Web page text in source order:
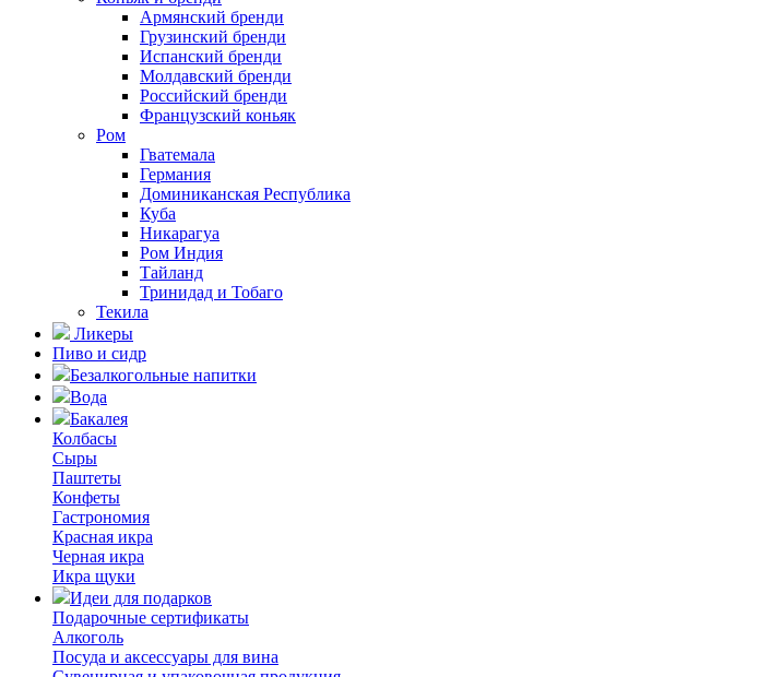
Армянский бренди
Грузинский бренди
Испанский бренди
Молдавский бренди
Российский бренди
Французский коньяк
Ром
Гватемала
Германия
Доминиканская Республика
Куба
Никарагуа
Ром Индия
Тайланд
Тринидад и Тобаго
Текила
Ликеры
Пиво и сидр
Безалкогольные напитки
Вода
Бакалея
Колбасы
Сыры
Паштеты
Конфеты
Гастрономия
Красная икра
Черная икра
Икра щуки
Идеи для подарков
Подарочные сертификаты
Алкоголь
Посуда и аксессуары для вина